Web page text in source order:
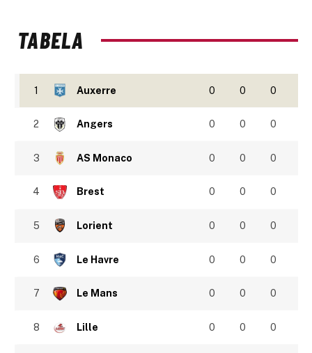
TABELA
1 Auxerre 0 0 0
2 Angers 0 0 0
3 AS Monaco 0 0 0
4 Brest 0 0 0
5 Lorient 0 0 0
6 Le Havre 0 0 0
7 Le Mans 0 0 0
8 Lille 0 0 0